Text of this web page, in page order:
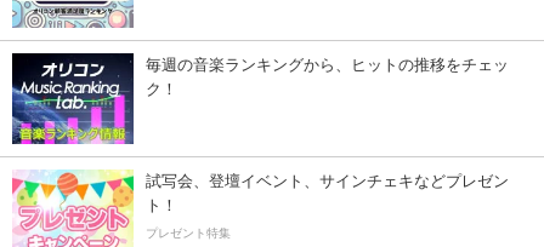
毎週の音楽ランキングから、ヒットの推移をチェッ
ク！
試写会、登壇イベント、サインチェキなどプレゼン
ト！
プレゼント特集